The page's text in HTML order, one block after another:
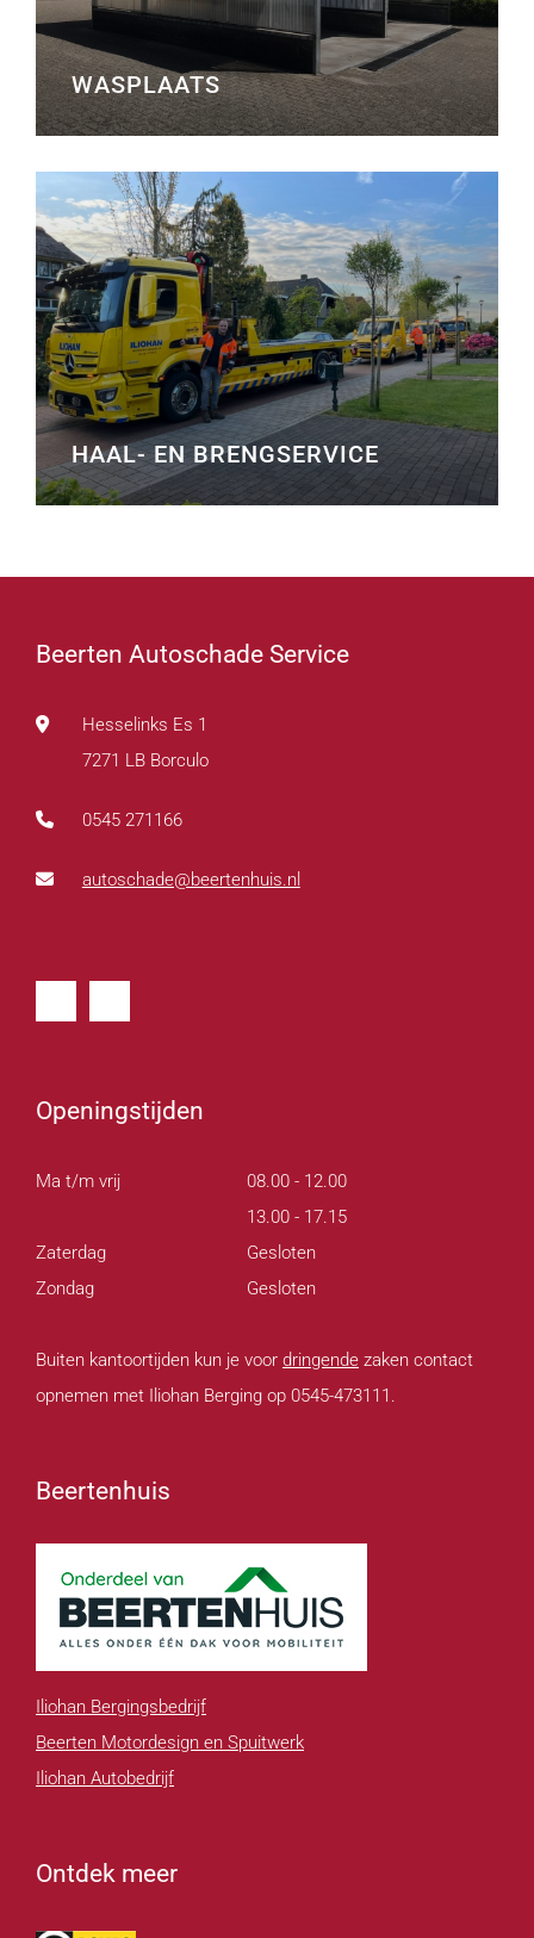
WASPLAATS
HAAL- EN BRENGSERVICE
Beerten Autoschade Service
Hesselinks Es 1
7271 LB Borculo
0545 271166
autoschade@beertenhuis.nl
Openingstijden
Ma t/m vrij
08.00 - 12.00
13.00 - 17.15
Zaterdag
Gesloten
Zondag
Gesloten
Buiten kantoortijden kun je voor dringende zaken contact
opnemen met Iliohan Berging op 0545-473111.
Beertenhuis
Iliohan Bergingsbedrijf
Beerten Motordesign en Spuitwerk
Iliohan Autobedrijf
Ontdek meer